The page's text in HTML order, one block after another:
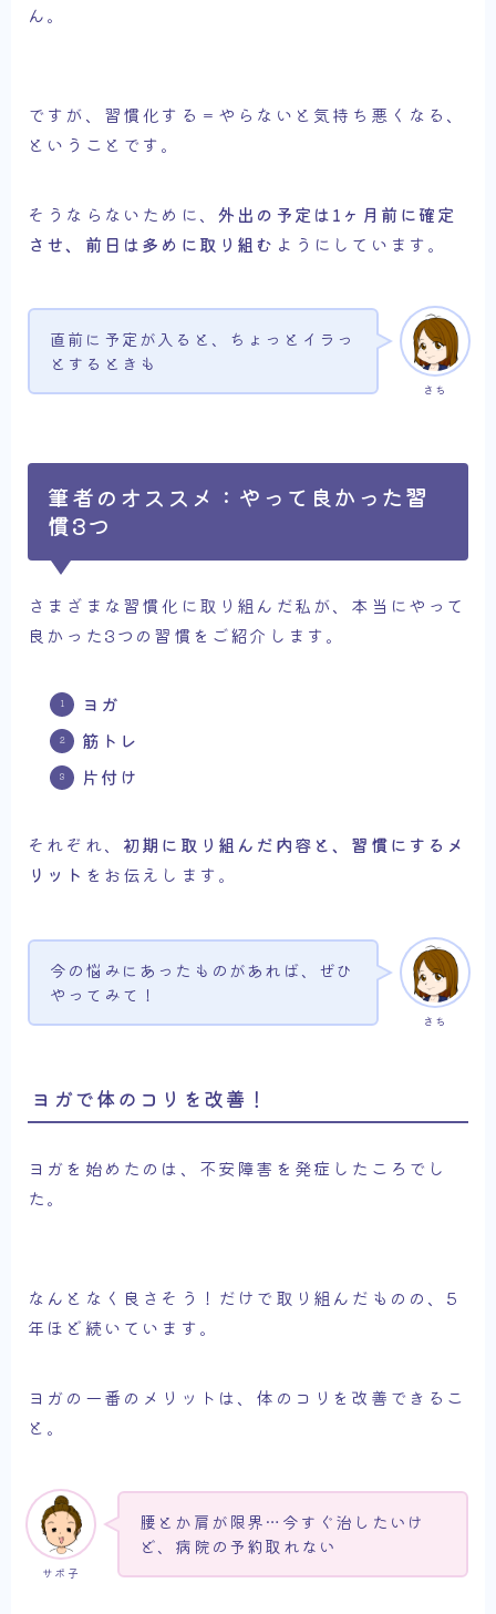
ん。
ですが、習慣化する＝やらないと気持ち悪くなる、
ということです。
そうならないために、 外出の予定は1ヶ月前に確定
させ、前日は多めに取り組む ようにしています。
さち
直前に予定が入ると、ちょっとイラっ
とするときも
筆者のオススメ：やって良かった習
慣3つ
さまざまな習慣化に取り組んだ私が、本当にやって
良かった3つの習慣をご紹介します。
ヨガ
筋トレ
片付け
それぞれ、 初期に取り組んだ内容と、習慣にするメ
リット をお伝えします。
さち
今の悩みにあったものがあれば、ぜひ
やってみて！
ヨガで体のコリを改善！
ヨガを始めたのは、不安障害を発症したころでし
た。
なんとなく良さそう！だけで取り組んだものの、5
年ほど続いています。
ヨガの一番のメリットは、体のコリを改善できるこ
と。
サボ子
腰とか肩が限界…今すぐ治したいけ
ど、病院の予約取れない